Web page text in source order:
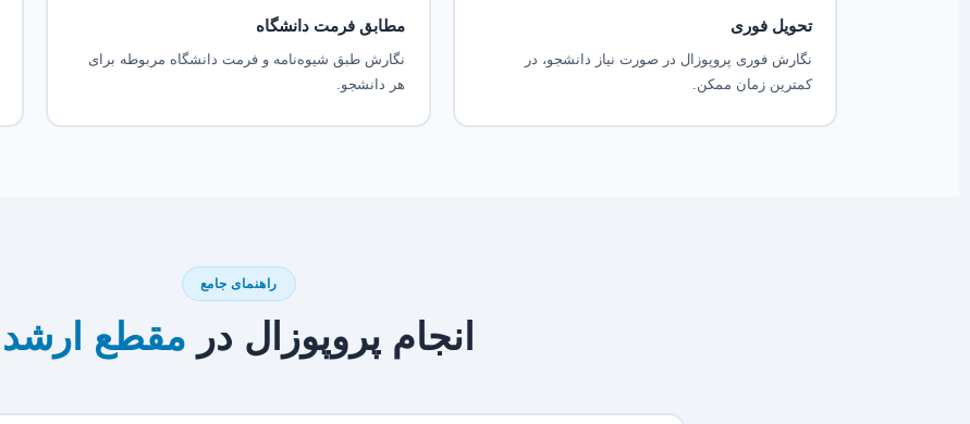
تحویل فوری
نگارش فوری پروپوزال در صورت نیاز دانشجو، در
کمترین زمان ممکن.
مطابق فرمت دانشگاه
نگارش طبق شیوه‌نامه و فرمت دانشگاه مربوطه برای
هر دانشجو.
راهنمای جامع
انجام پروپوزال در مقطع ارشد